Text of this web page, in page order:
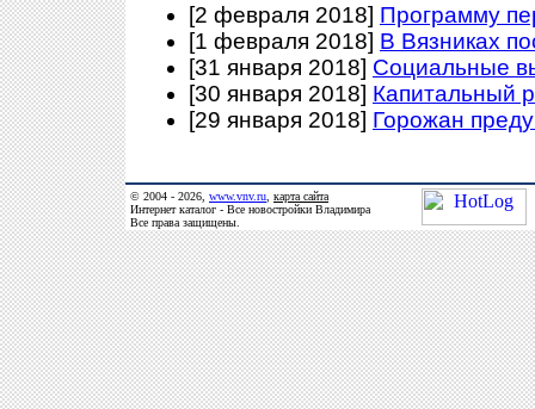
[2 февраля 2018] Программу
[1 февраля 2018] В Вязниках
[31 января 2018] Социальные
[30 января 2018] Капитальный
[29 января 2018] Горожан
© 2004 - 2026, www.vnv.ru карта сайта
Интернет каталог - Все новостройки Владимира
Все права защищены.